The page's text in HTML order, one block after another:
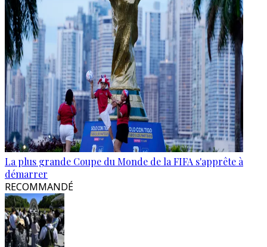
La plus grande Coupe du Monde de la FIFA s'apprête à
démarrer
RECOMMANDÉ